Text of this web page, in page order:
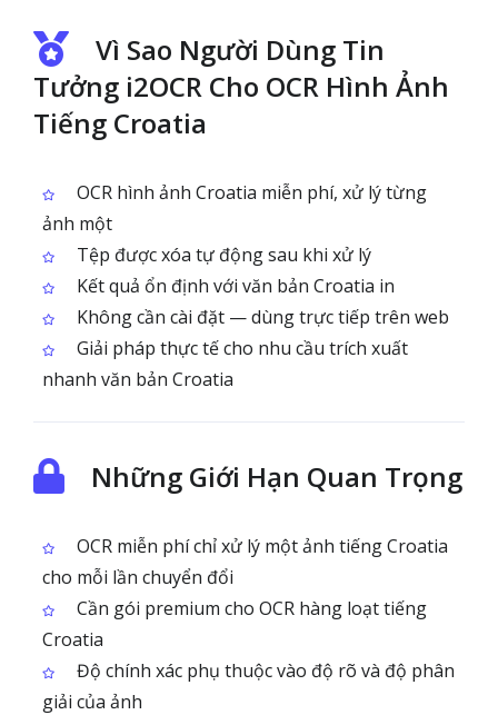
Vì Sao Người Dùng Tin
Tưởng i2OCR Cho OCR Hình Ảnh
Tiếng Croatia
OCR hình ảnh Croatia miễn phí, xử lý từng
ảnh một
Tệp được xóa tự động sau khi xử lý
Kết quả ổn định với văn bản Croatia in
Không cần cài đặt — dùng trực tiếp trên web
Giải pháp thực tế cho nhu cầu trích xuất
nhanh văn bản Croatia
Những Giới Hạn Quan Trọng
OCR miễn phí chỉ xử lý một ảnh tiếng Croatia
cho mỗi lần chuyển đổi
Cần gói premium cho OCR hàng loạt tiếng
Croatia
Độ chính xác phụ thuộc vào độ rõ và độ phân
giải của ảnh